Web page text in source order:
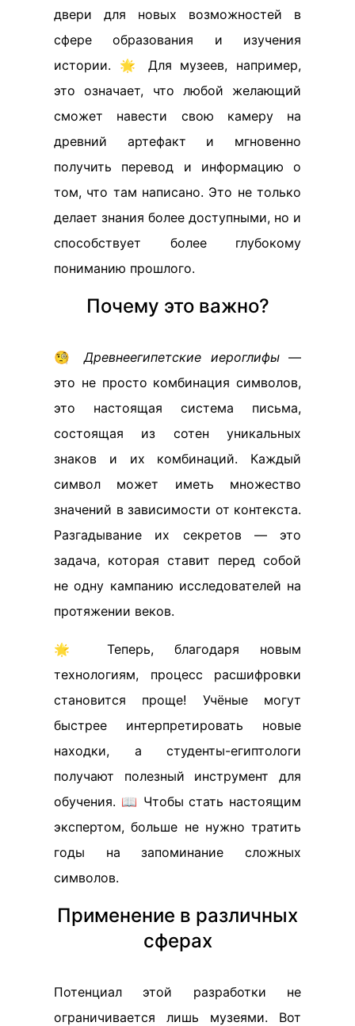
двери для новых возможностей в
сфере образования и изучения
истории. 🌟 Для музеев, например,
это означает, что любой желающий
сможет навести свою камеру на
древний артефакт и мгновенно
получить перевод и информацию о
том, что там написано. Это не только
делает знания более доступными, но и
способствует более глубокому
пониманию прошлого.
Почему это важно?
🧐Древнеегипетские иероглифы—
это не просто комбинация символов,
это настоящая система письма,
состоящая из сотен уникальных
знаков и их комбинаций. Каждый
символ может иметь множество
значений в зависимости от контекста.
Разгадывание их секретов — это
задача, которая ставит перед собой
не одну кампанию исследователей на
протяжении веков.
🌟 Теперь, благодаря новым
технологиям, процесс расшифровки
становится проще! Учёные могут
быстрее интерпретировать новые
находки, а студенты-египтологи
получают полезный инструмент для
обучения. 📖 Чтобы стать настоящим
экспертом, больше не нужно тратить
годы на запоминание сложных
символов.
Применение в различных
сферах
Потенциал этой разработки не
ограничивается лишь музеями. Вот